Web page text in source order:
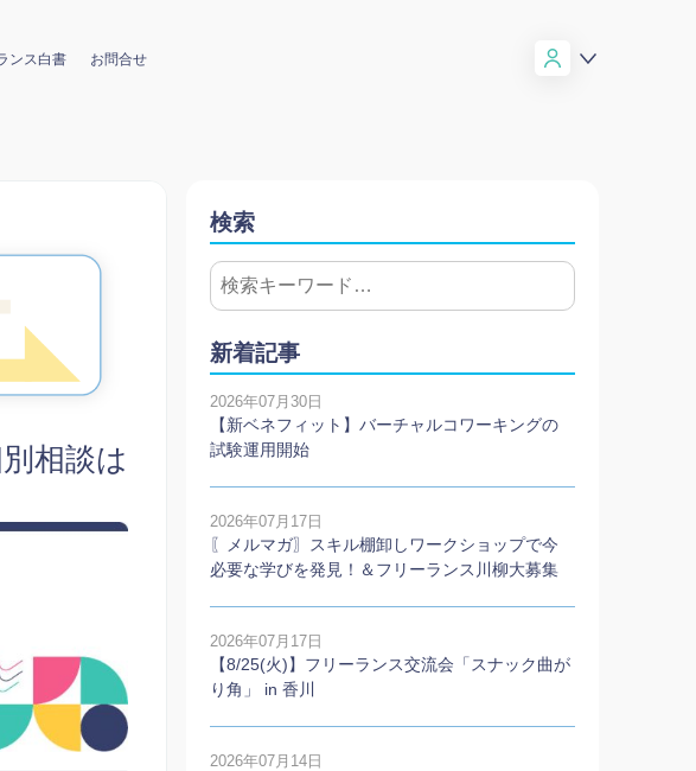
ンス白書 お問合せ
相談は
検索
新着記事
2026年07月30日
【新ベネフィット】バーチャルコワーキングの
試験運用開始
2026年07月17日
〖メルマガ〗スキル棚卸しワークショップで今
必要な学びを発見！＆フリーランス川柳大募集
2026年07月17日
【8/25(火)】フリーランス交流会「スナック曲が
り角」 in 香川
2026年07月14日